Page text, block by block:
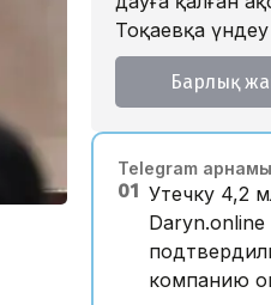
Тоқаевқа
17:47, 07 Тамыз 2026
«Ресейден
ұсталды
17:29, 07 Тамыз 2026
ЕҮАК
электрондық
келісімге қол
Барлық
Telegram
01 Утечку 4,2
Daryn.online
компанию